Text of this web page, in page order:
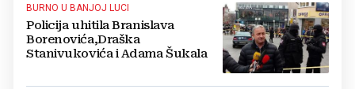
BURNO U BANJOJ LUCI
Policija uhitila Branislava
Borenovića,Draška
Stanivukovića i Adama Šukala